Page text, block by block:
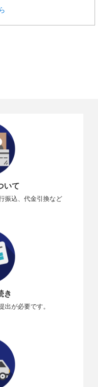
いて
振込、代金引換など
き
出が必要です。